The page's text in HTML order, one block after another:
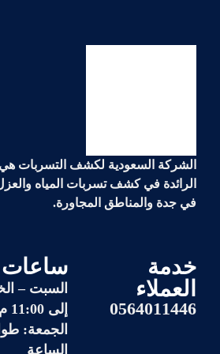
الشركة السعودية لكشف التسربات
الرائدة فيكشف تسربات المياه
في جدة والمناطق المجاورة.
خدمة
العملاء
0564011446
ساعات
إلى 11:00 م
الجمعة:
الساعة